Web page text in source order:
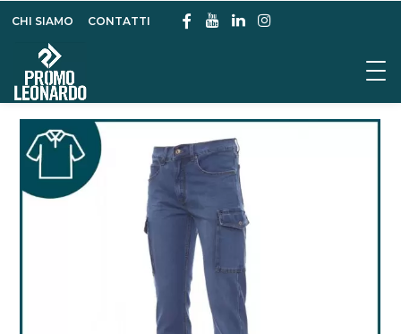
CHI SIAMO CONTATTI